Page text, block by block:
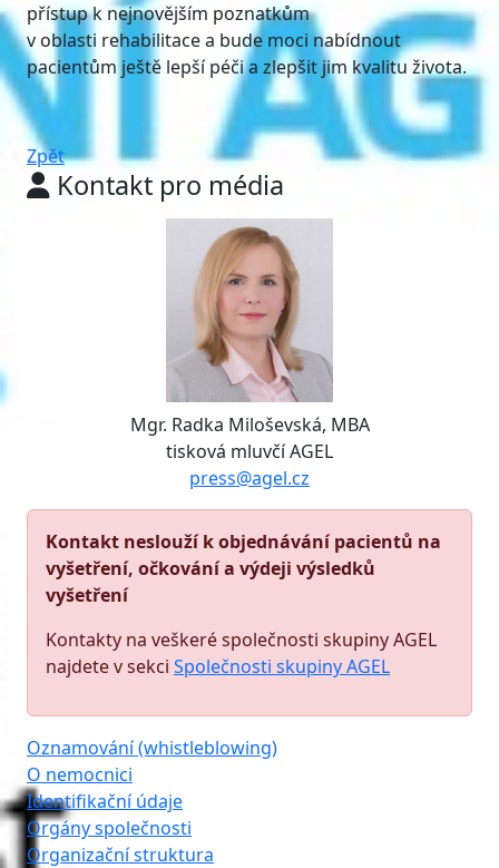
přístup k nejnovějším poznatkům
v oblasti rehabilitace a bude moci nabídnout
pacientům ještě lepší péči a zlepšit jim kvalitu života.
Zpět
Kontakt pro média
Mgr. Radka Miloševská, MBA
tisková mluvčí AGEL
press@agel.cz
Kontakt neslouží k objednávání pacientů na
vyšetření, očkování a výdeji výsledků
vyšetření
Kontakty na veškeré společnosti skupiny AGEL
najdete v sekci Společnosti skupiny AGEL
Oznamování (whistleblowing)
O nemocnici
Identifikační údaje
Orgány společnosti
Organizační struktura